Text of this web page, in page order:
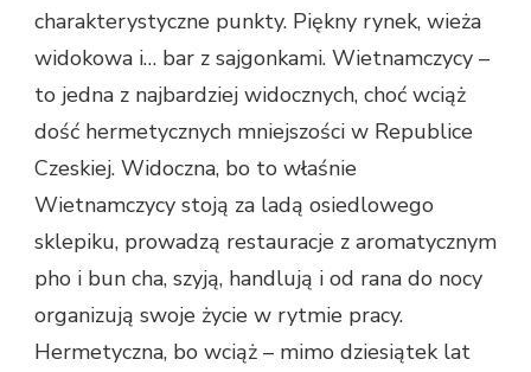
charakterystyczne punkty. Piękny rynek, wieża
widokowa i… bar z sajgonkami. Wietnamczycy –
to jedna z najbardziej widocznych, choć wciąż
dość hermetycznych mniejszości w Republice
Czeskiej. Widoczna, bo to właśnie
Wietnamczycy stoją za ladą osiedlowego
sklepiku, prowadzą restauracje z aromatycznym
pho i bun cha, szyją, handlują i od rana do nocy
organizują swoje życie w rytmie pracy.
Hermetyczna, bo wciąż – mimo dziesiątek lat